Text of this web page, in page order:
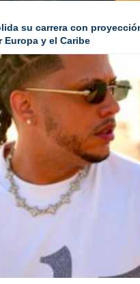
su carrera con
y el Caribe